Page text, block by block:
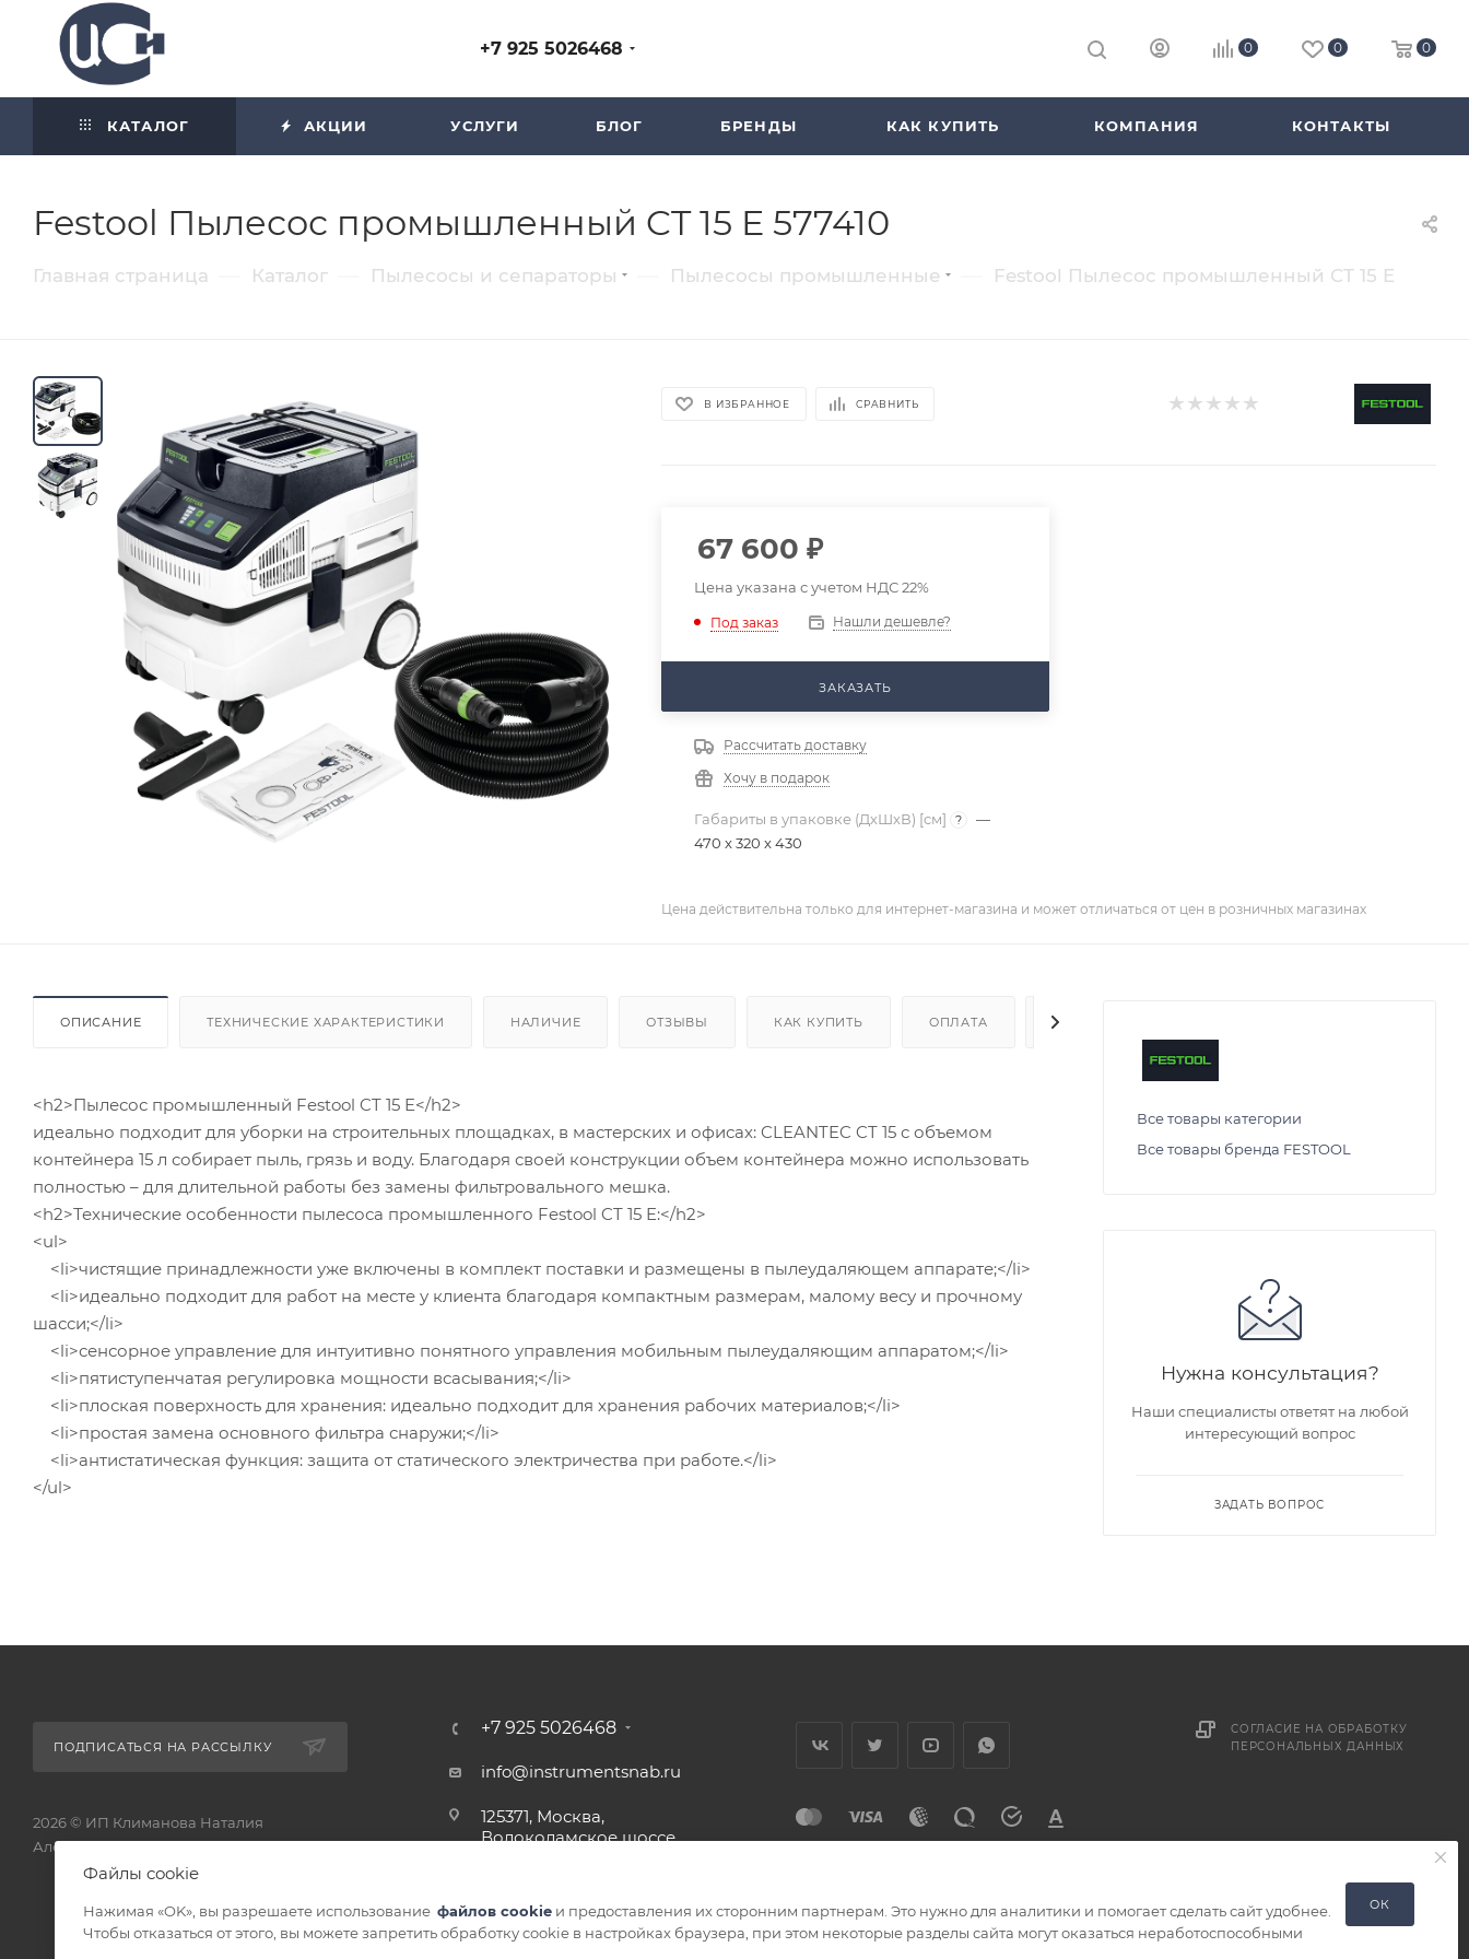
+7 925 5026468 0 0 0
КАТАЛОГ АКЦИИ УСЛУГИ БЛОГ БРЕНДЫ КАК КУПИТЬ КОМПАНИЯ КОНТАКТЫ
Festool Пылесос промышленный CT 15 E 577410
Главная страница Каталог Пылесосы и сепараторы Пылесосы промышленные Festool Пылесос промышленный CT 15 E
В ИЗБРАННОЕ СРАВНИТЬ
67 600 ₽
Цена указана с учетом НДС 22%
Под заказ Нашли дешевле?
ЗАКАЗАТЬ
Рассчитать доставку
Хочу в подарок
Габариты в упаковке (ДхШхВ) [cм] ?
—
470 x 320 x 430
Цена действительна только для интернет-магазина и может отличаться от цен в розничных магазинах
ОПИСАНИЕ ТЕХНИЧЕСКИЕ ХАРАКТЕРИСТИКИ НАЛИЧИЕ ОТЗЫВЫ КАК КУПИТЬ ОПЛАТА ДОСТАВКА
<h2>Пылесос промышленный Festool CT 15 E</h2>
идеально подходит для уборки на строительных площадках, в мастерских и офисах: CLEANTEC CT 15 с объемом
контейнера 15 л собирает пыль, грязь и воду. Благодаря своей конструкции объем контейнера можно использовать
полностью – для длительной работы без замены фильтровального мешка.
<h2>Технические особенности пылесоса промышленного Festool CT 15 E:</h2>
<ul>
<li>чистящие принадлежности уже включены в комплект поставки и размещены в пылеудаляющем аппарате;</li>
<li>идеально подходит для работ на месте у клиента благодаря компактным размерам, малому весу и прочному
шасси;</li>
<li>сенсорное управление для интуитивно понятного управления мобильным пылеудаляющим аппаратом;</li>
<li>пятиступенчатая регулировка мощности всасывания;</li>
<li>плоская поверхность для хранения: идеально подходит для хранения рабочих материалов;</li>
<li>простая замена основного фильтра снаружи;</li>
<li>антистатическая функция: защита от статического электричества при работе.</li>
</ul>
Все товары категории
Все товары бренда FESTOOL
Нужна консультация?
Наши специалисты ответят на любой
интересующий вопрос
ЗАДАТЬ ВОПРОС
ПОДПИСАТЬСЯ НА РАССЫЛКУ
2026 © ИП Климанова Наталия
Александровна - интернет-магазин
+7 925 5026468
info@instrumentsnab.ru
125371, Москва,
Волоколамское шоссе,
СОГЛАСИЕ НА ОБРАБОТКУ
ПЕРСОНАЛЬНЫХ ДАННЫХ
Файлы cookie
Нажимая «OK», вы разрешаете использование файлов cookie и предоставления их сторонним партнерам. Это нужно для аналитики и помогает сделать сайт удобнее.
Чтобы отказаться от этого, вы можете запретить обработку cookie в настройках браузера, при этом некоторые разделы сайта могут оказаться неработоспособными
ОК